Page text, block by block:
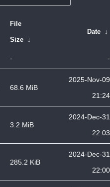
File
Size ↓
Date ↓
- -
68.6 MiB
2025-Nov-09
21:24
3.2 MiB
2024-Dec-31
22:03
285.2 KiB
2024-Dec-31
22:00